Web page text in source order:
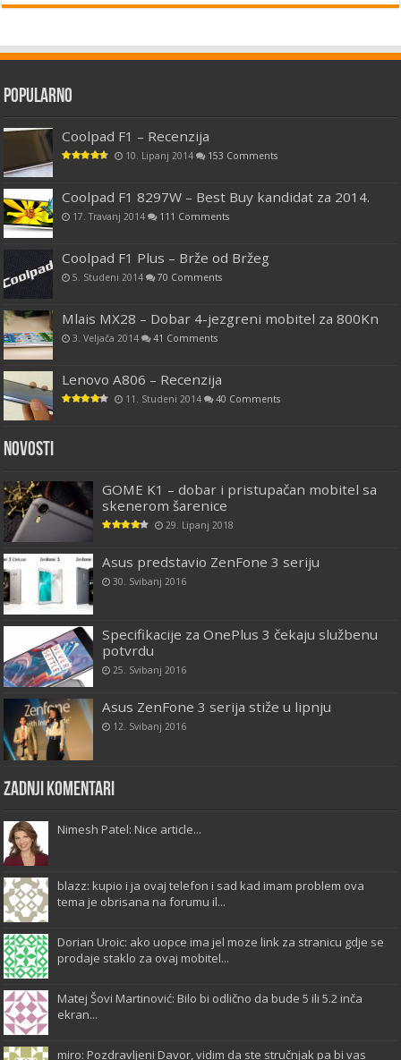
Popularno
Coolpad F1 – Recenzija
10. Lipanj 2014 153 Comments
Coolpad F1 8297W – Best Buy kandidat za 2014.
17. Travanj 2014 111 Comments
Coolpad F1 Plus – Brže od Bržeg
5. Studeni 2014 70 Comments
Mlais MX28 – Dobar 4-jezgreni mobitel za 800Kn
3. Veljača 2014 41 Comments
Lenovo A806 – Recenzija
11. Studeni 2014 40 Comments
Novosti
GOME K1 – dobar i pristupačan mobitel sa
skenerom šarenice
29. Lipanj 2018
Asus predstavio ZenFone 3 seriju
30. Svibanj 2016
Specifikacije za OnePlus 3 čekaju službenu
potvrdu
25. Svibanj 2016
Asus ZenFone 3 serija stiže u lipnju
12. Svibanj 2016
Zadnji komentari
Nimesh Patel: Nice article...
blazz: kupio i ja ovaj telefon i sad kad imam problem ova
tema je obrisana na forumu il...
Dorian Uroic: ako uopce ima jel moze link za stranicu gdje se
prodaje staklo za ovaj mobitel...
Matej Šovi Martinović: Bilo bi odlično da bude 5 ili 5.2 inča
ekran...
miro: Pozdravljeni Davor, vidim da ste stručnjak pa bi vas